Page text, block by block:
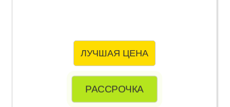
ЛУЧШАЯ ЦЕНА
РАССРОЧКА